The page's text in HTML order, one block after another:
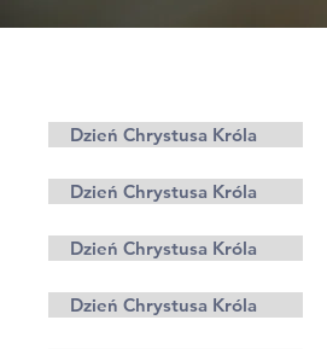
Dzień Chrystusa Króla
Dzień Chrystusa Króla
Dzień Chrystusa Króla
Dzień Chrystusa Króla